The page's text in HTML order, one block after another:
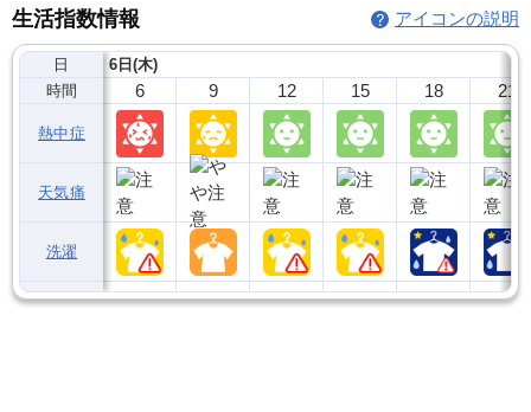
生活指数情報 アイコンの説明
日
時間
熱中症
天気痛
洗濯
6日(木)
6 9 12 15 18 21